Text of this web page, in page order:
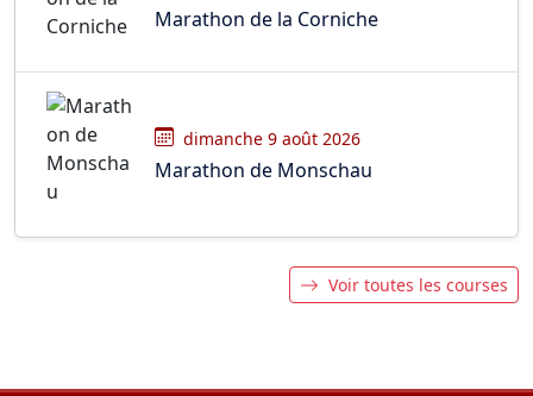
Marathon de la Corniche
dimanche 9 août 2026
Marathon de Monschau
Voir toutes les courses